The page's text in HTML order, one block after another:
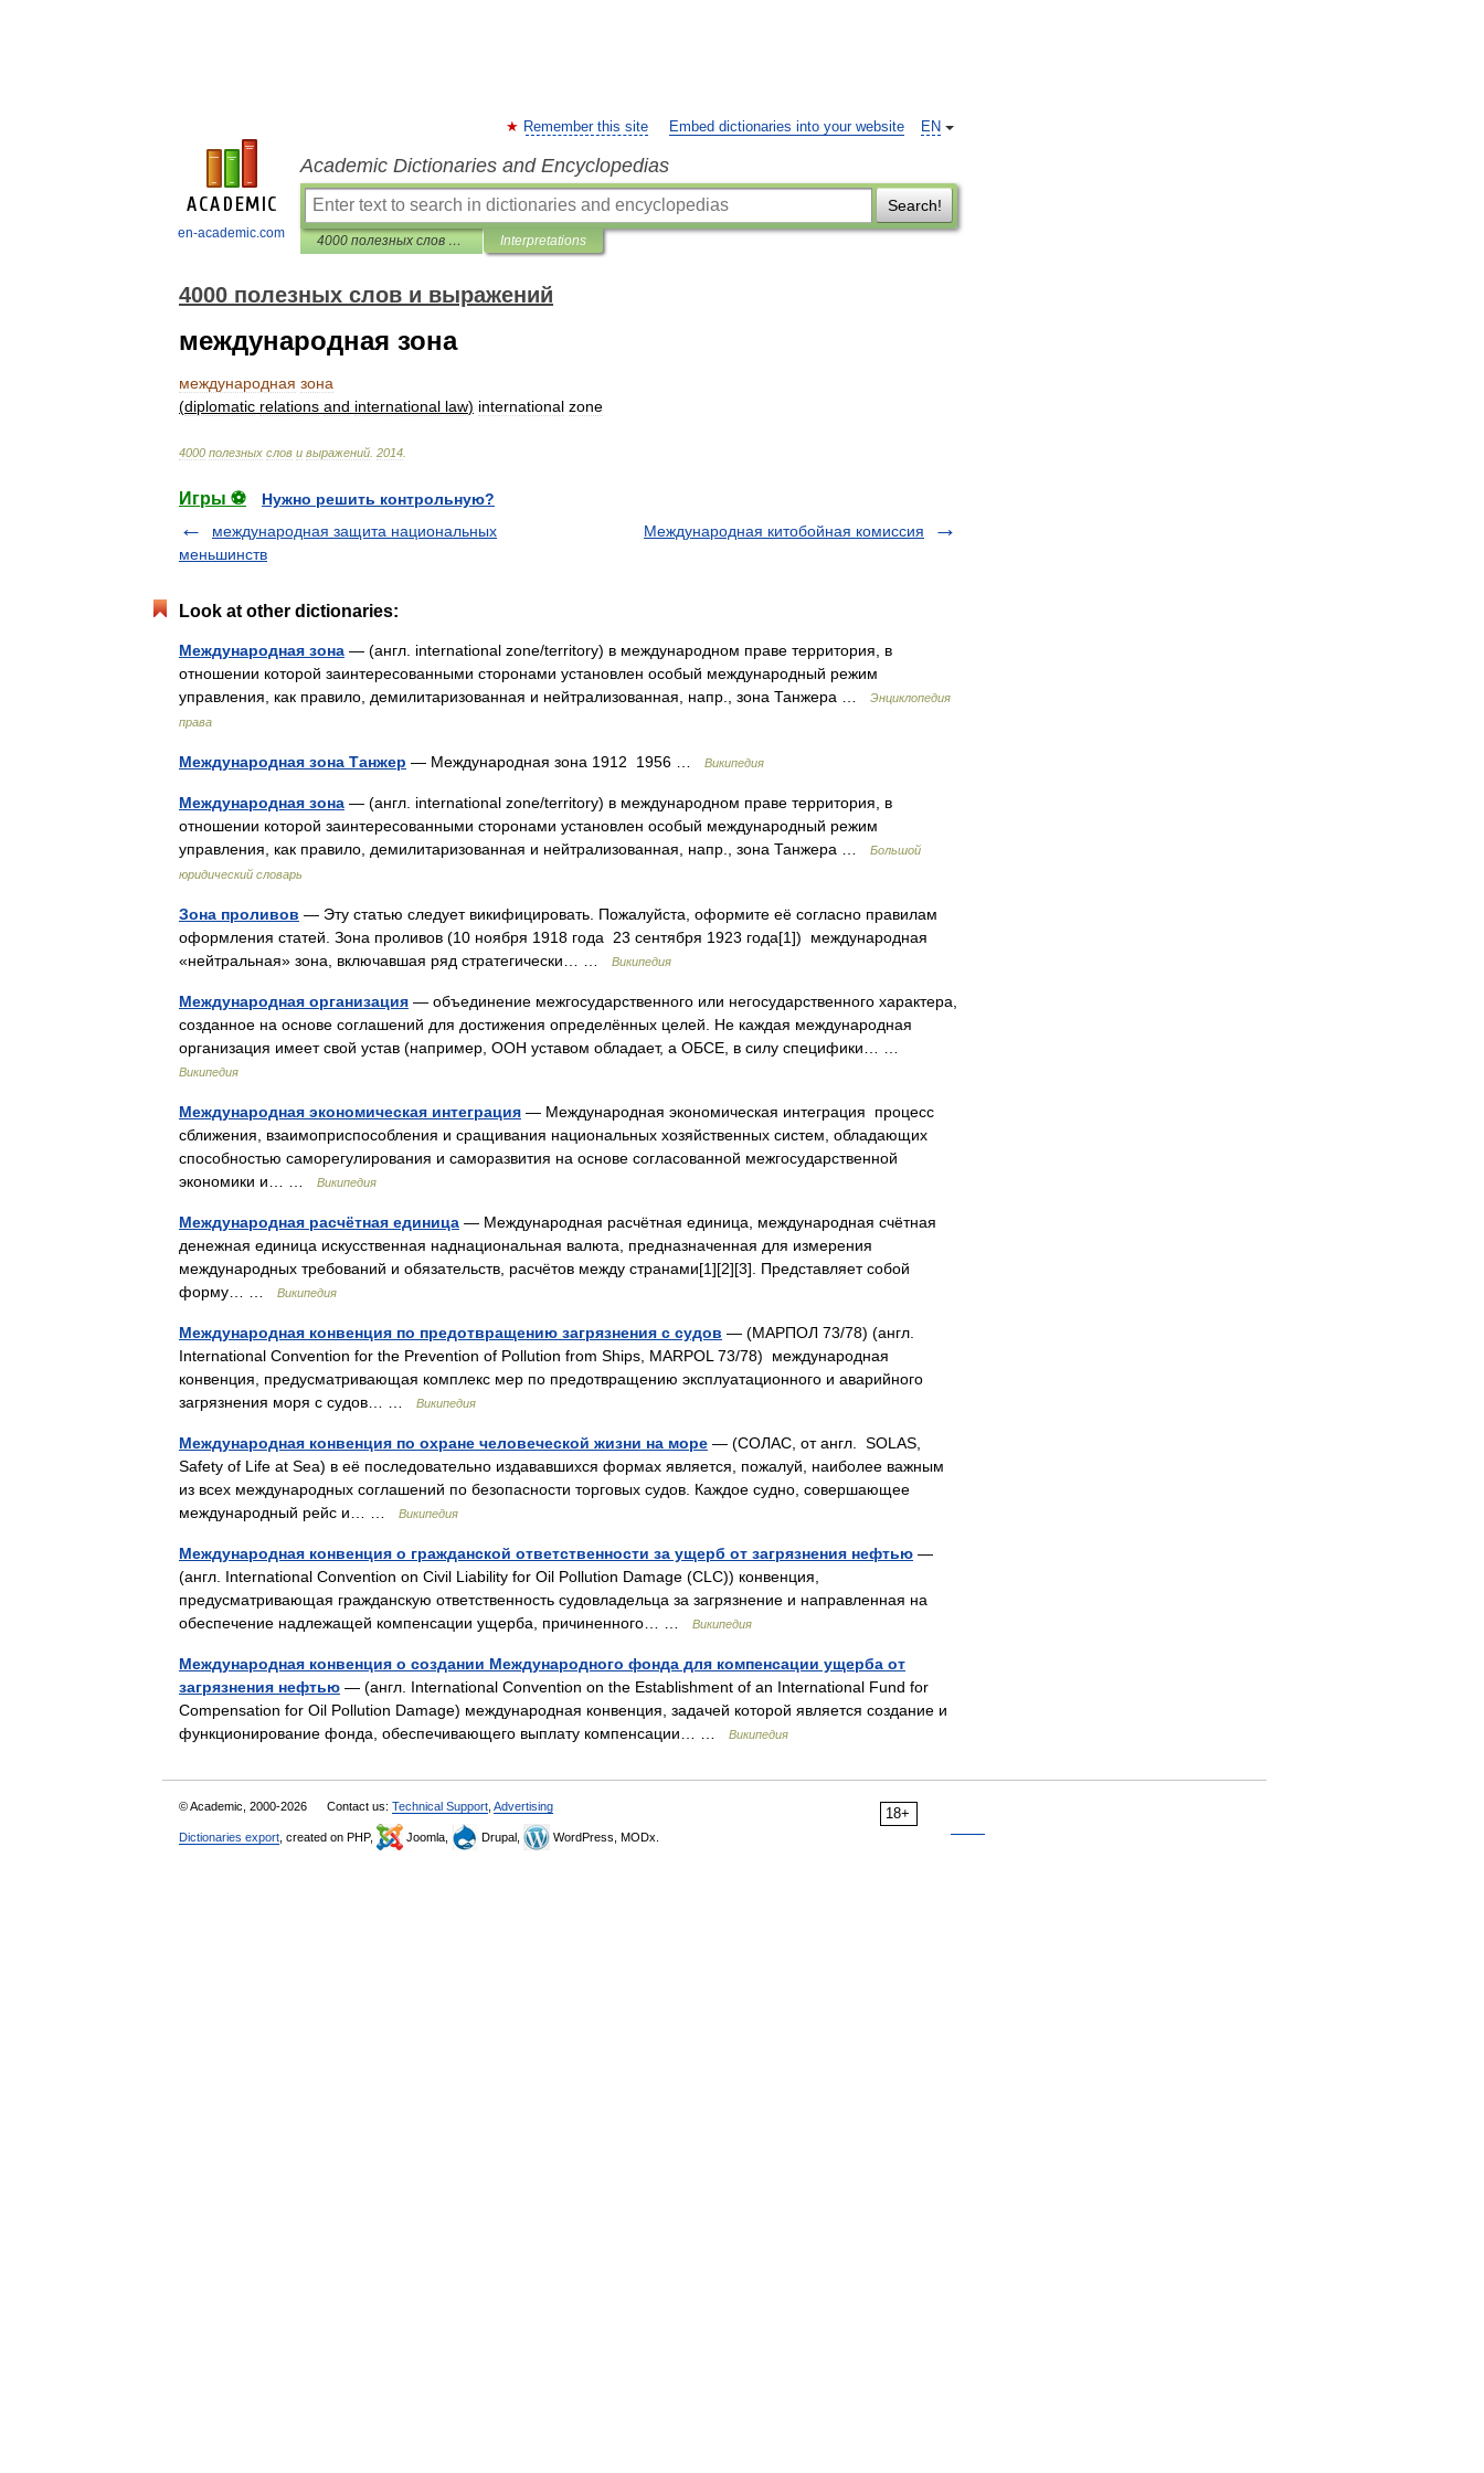
en-academic.com
EN
Remember this site Embed dictionaries into your website
Academic Dictionaries and Encyclopedias
Search!
4000 полезных слов и выражений Interpretations
4000 полезных слов и выражений
международная зона
международная зона
(diplomatic relations and international law) international zone
4000 полезных слов и выражений 2014
Игры ⚽
Нужно решить контрольную?
международная защита национальных
меньшинств
Международная китобойная комиссия
Look at other dictionaries:
Международная зона — (англ. international zone/territory) в международном праве территория, в
отношении которой заинтересованными сторонами установлен особый международный режим
управления, как правило, демилитаризованная и нейтрализованная, напр., зона Танжера …
Энциклопедия
права
Международная зона Танжер — Международная зона 1912 1956 … Википедия
Международная зона — (англ. international zone/territory) в международном праве территория, в
отношении которой заинтересованными сторонами установлен особый международный режим
управления, как правило, демилитаризованная и нейтрализованная, напр., зона Танжера …
Большой
юридический словарь
Зона проливов — Эту статью следует викифицировать. Пожалуйста, оформите её согласно правилам
оформления статей. Зона проливов (10 ноября 1918 года 23 сентября 1923 года[1]) международная
«нейтральная» зона, включавшая ряд стратегически… …
Википедия
Международная организация — объединение межгосударственного или негосударственного характера,
созданное на основе соглашений для достижения определённых целей. Не каждая международная
организация имеет свой устав (например, ООН уставом обладает, а ОБСЕ, в силу специфики… …
Википедия
Международная экономическая интеграция — Международная экономическая интеграция процесс
сближения, взаимоприспособления и сращивания национальных хозяйственных систем, обладающих
способностью саморегулирования и саморазвития на основе согласованной межгосударственной
экономики и… …
Википедия
Международная расчётная единица — Международная расчётная единица, международная счётная
денежная единица искусственная наднациональная валюта, предназначенная для измерения
международных требований и обязательств, расчётов между странами[1][2][3]. Представляет собой
форму… …
Википедия
Международная конвенция по предотвращению загрязнения с судов — (МАРПОЛ 73/78) (англ.
International Convention for the Prevention of Pollution from Ships, MARPOL 73/78) международная
конвенция, предусматривающая комплекс мер по предотвращению эксплуатационного и аварийного
загрязнения моря с судов… …
Википедия
Международная конвенция по охране человеческой жизни на море — (СОЛАС, от англ. SOLAS,
Safety of Life at Sea) в её последовательно издававшихся формах является, пожалуй, наиболее важным
из всех международных соглашений по безопасности торговых судов. Каждое судно, совершающее
международный рейс и… …
Википедия
Международная конвенция о гражданской ответственности за ущерб от загрязнения нефтью —
(англ. International Convention on Civil Liability for Oil Pollution Damage (CLC)) конвенция,
предусматривающая гражданскую ответственность судовладельца за загрязнение и направленная на
обеспечение надлежащей компенсации ущерба, причиненного… …
Википедия
Международная конвенция о создании Международного фонда для компенсации ущерба от
загрязнения нефтью — (англ. International Convention on the Establishment of an International Fund for
Compensation for Oil Pollution Damage) международная конвенция, задачей которой является создание и
функционирование фонда, обеспечивающего выплату компенсации… …
Википедия
18+
© Academic, 2000-2026 Contact us: Technical Support Advertising
Dictionaries export , created on PHP, Joomla, Drupal, WordPress, MODx.